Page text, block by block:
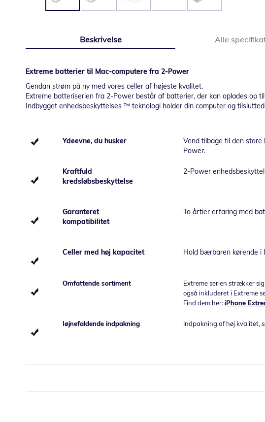
af
Beskrivelse
Extreme batterier til Mac-computere fra 2-Power
Gendan strøm på ny med vores celler af højeste kvalitet.
Extreme batteriserien fra 2-Power består af batterier, der kan oplades op
Indbygget enhedsbeskyttelses ™ teknologi holder din computer og
Ydeevne, du husker
Vend tilbage til den
Power.
Kraftfuld
kredsløbsbeskyttelse
2-Power
Garanteret
kompatibilitet
To årtier erfaring med
Celler med høj kapacitet Hold bærbaren kørende i
Omfattende sortiment
Extreme serien strækker
også inkluderet i Extreme
Find dem her:iPhone
Iøjnefaldende indpakning Indpakning af høj kvalitet,
Alle